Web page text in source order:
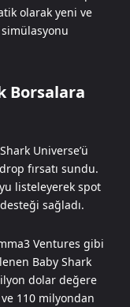
olarak yeni ve
Borsalara
Universe’ü
fırsatı sundu.
listeleyerek spot
sağladı.
Ventures gibi
Baby Shark
dolar değere
110 milyondan